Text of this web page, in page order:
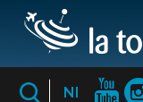
Nl